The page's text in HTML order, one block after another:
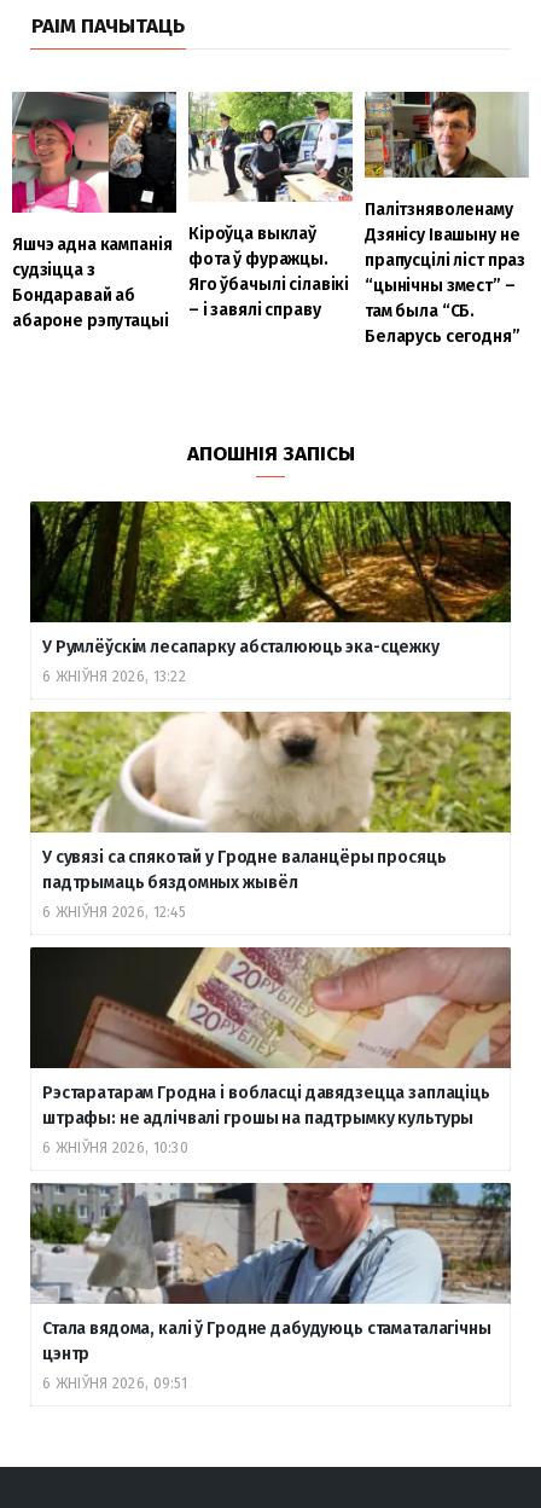
РАІМ ПАЧЫТАЦЬ
Яшчэ адна кампанія
судзіцца з
Бондаравай аб
абароне рэпутацыі
Кіроўца выклаў
фота ў фуражцы.
Яго ўбачылі сілавікі
– і завялі справу
Палітзняволенаму
Дзянісу Івашыну не
прапусцілі ліст праз
“цынічны змест” –
там была “СБ.
Беларусь сегодня”
АПОШНІЯ ЗАПІСЫ
У Румлёўскім лесапарку абсталююць эка-сцежку
6 ЖНІЎНЯ 2026, 13:22
У сувязі са спякотай у Гродне валанцёры просяць
падтрымаць бяздомных жывёл
6 ЖНІЎНЯ 2026, 12:45
Рэстаратарам Гродна і вобласці давядзецца заплаціць
штрафы: не адлічвалі грошы на падтрымку культуры
6 ЖНІЎНЯ 2026, 10:30
Стала вядома, калі ў Гродне дабудуюць стаматалагічны
цэнтр
6 ЖНІЎНЯ 2026, 09:51